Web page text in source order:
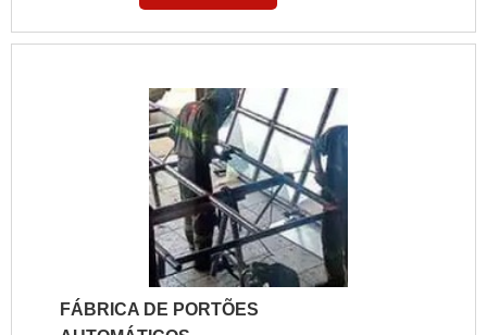
10 anos oferece as melhores condições para
compra de motor portão eletrônico bascula....
FÁBRICA DE PORTÕES